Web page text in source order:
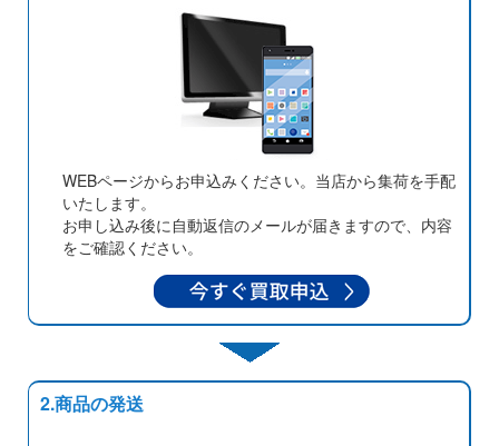
WEBページからお申込みください。当店から集荷を手配
いたします。
お申し込み後に自動返信のメールが届きますので、内容
をご確認ください。
2.商品の発送